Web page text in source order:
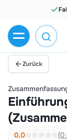
Zurück
0,0 (0